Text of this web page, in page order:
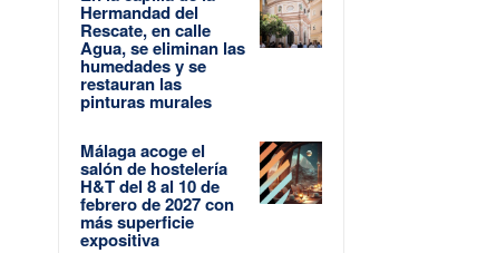
Hermandad del
Rescate, en calle
Agua, se eliminan las
humedades y se
restauran las
pinturas murales
Málaga acoge el
salón de hostelería
H&T del 8 al 10 de
febrero de 2027 con
más superficie
expositiva